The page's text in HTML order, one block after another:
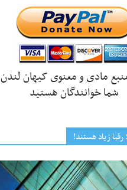
مادی و معنوی کیهان لندن
شما خوانندگان هستید
رقبا زیاد هستند!